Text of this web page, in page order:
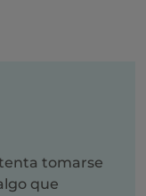
tomarse
que